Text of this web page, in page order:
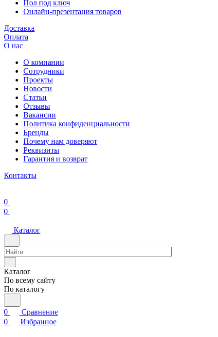
Пол под ключ
Онлайн-презентация товаров
Доставка
Оплата
О нас
О компании
Сотрудники
Проекты
Новости
Статьи
Отзывы
Вакансии
Политика конфиденциальности
Бренды
Почему нам доверяют
Реквизиты
Гарантия и возврат
Контакты
0
0
Каталог
Каталог
По всему сайту
По каталогу
0
Сравнение
0
Избранное